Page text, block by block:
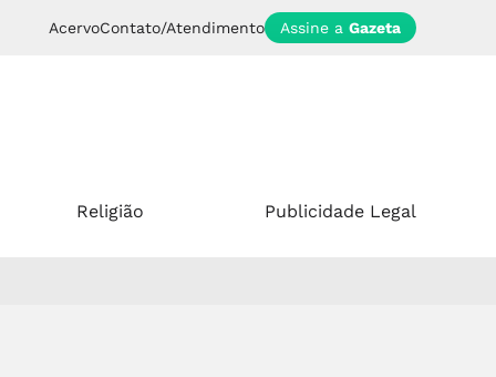
AcervoContato/Atendimento Assine a Gazeta
Religião Publicidade Legal